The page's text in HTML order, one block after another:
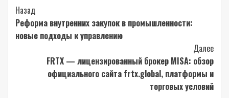
Post
Navigation
Назад
Реформа внутренних закупок в промышленности:
новые подходы к управлению
Далее
FRTX — лицензированный брокер MISA: обзор
официального сайта frtx.global, платформы и
торговых условий